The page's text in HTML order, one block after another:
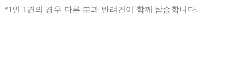
*1인 1견의 경우 다른 분과 반려견이 함께 탑승합니다.